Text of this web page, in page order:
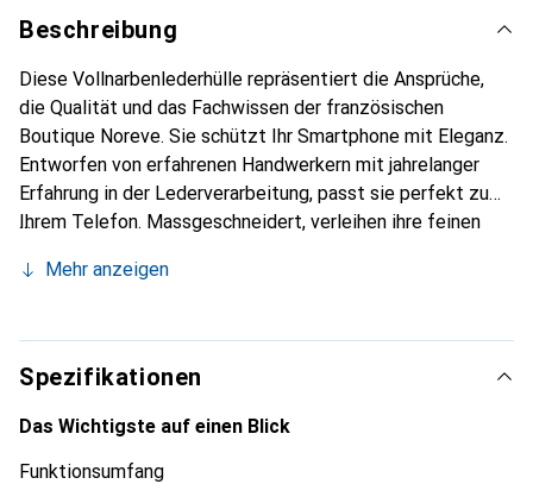
Beschreibung
Diese Vollnarbenlederhülle repräsentiert die Ansprüche,
die Qualität und das Fachwissen der französischen
Boutique Noreve. Sie schützt Ihr Smartphone mit Eleganz.
Entworfen von erfahrenen Handwerkern mit jahrelanger
Erfahrung in der Lederverarbeitung, passt sie perfekt zu
Ihrem Telefon. Massgeschneidert, verleihen ihre feinen
und unverzichtbaren Accessoire für Ihr Smartphone. Die
Produkte anerkannt und eine zuverlässige Wahl für eine
anspruchsvolle Kundschaft.
Mehr anzeigen
Spezifikationen
Das Wichtigste auf einen Blick
Funktionsumfang